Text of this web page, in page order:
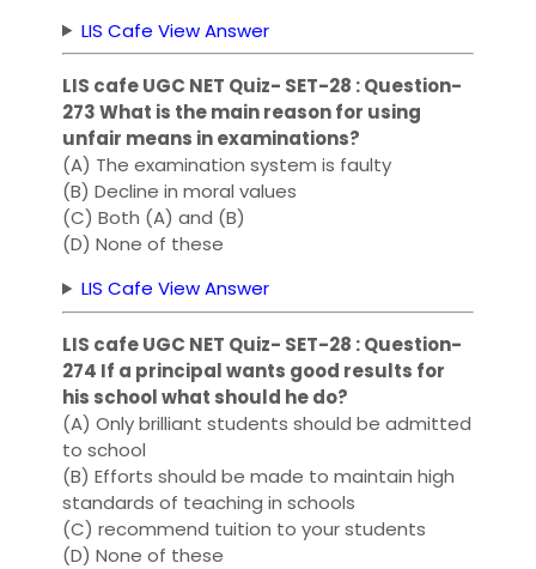
LIS Cafe View Answer
LIS cafe UGC NET Quiz- SET-28 : Question-
273 What is the main reason for using
unfair means in examinations?
(A) The examination system is faulty
(B) Decline in moral values
(C) Both (A) and (B)
(D) None of these
LIS Cafe View Answer
LIS cafe UGC NET Quiz- SET-28 : Question-
274 If a principal wants good results for
his school what should he do?
(A) Only brilliant students should be admitted
to school
(B) Efforts should be made to maintain high
standards of teaching in schools
(C) recommend tuition to your students
(D) None of these